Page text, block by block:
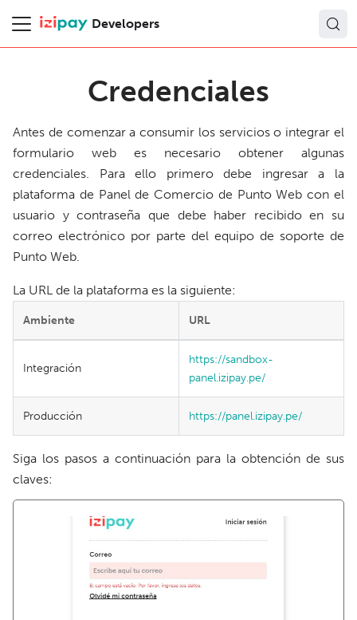
Developers
Credenciales
Antes de comenzar a consumir los servicios o integrar el
formulario web es necesario obtener algunas
credenciales. Para ello primero debe ingresar a la
plataforma de Panel de Comercio de Punto Web con el
usuario y contraseña que debe haber recibido en su
correo electrónico por parte del equipo de soporte de
Punto Web.
La URL de la plataforma es la siguiente:
Ambiente URL
Integración
https://sandbox-
panel.izipay.pe/
Producción https://panel.izipay.pe/
Siga los pasos a continuación para la obtención de sus
claves: